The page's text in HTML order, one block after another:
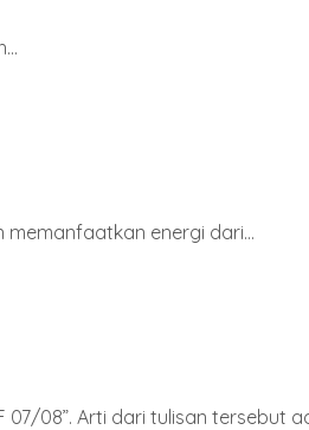
energi dari...
07/08”. Arti dari tulisan tersebut